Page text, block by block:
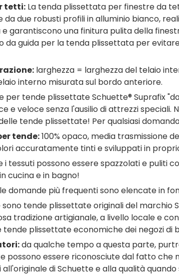
tetti: La tenda plissettata per finestre da
da due robusti profili in alluminio bianco,
garantiscono una finitura pulita della
da guida per la tenda plissettata per
larghezza = larghezza del telaio
interno misurata sul bordo anteriore.
per tende plissettate Schuette® Suprafix
e veloce senza l'ausilio di attrezzi
tende plissettate! Per qualsiasi
tende:100% opaco, media trasmissione
accuratamente tinti e sviluppati in
i tessuti possono essere spazzolati e puliti
cucina e in bagno!
le domande più frequenti sono elencate in
sono tende plissettate originali del marchio
tradizione artigianale, a livello locale e
plissettate economiche dei negozi di
da qualche tempo a questa parte,
possono essere riconosciute dal fatto che
di Schuette e alla qualità